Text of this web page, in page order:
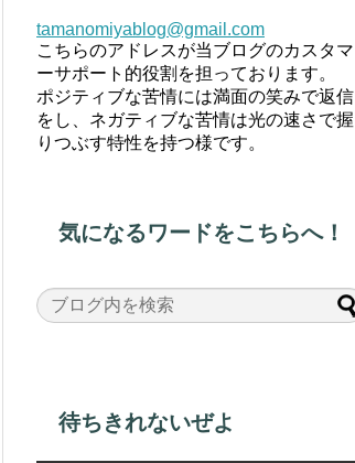
tamanomiyablog@gmail.com
こちらのアドレスが当ブログのカスタマ
ーサポート的役割を担っております。
ポジティブな苦情には満面の笑みで返信
をし、ネガティブな苦情は光の速さで握
りつぶす特性を持つ様です。
気になるワードをこちらへ！
待ちきれないぜよ